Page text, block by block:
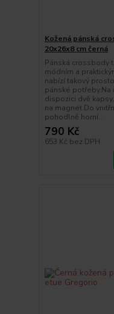
Kožená pánská
20x26x8 cm černá
Pánská crossbody
módním a
nabízí takový
pánské potřeby.Na
dispozici dvě
na magnet.Do
pohodlně horní...
790 Kč
653 Kč bez DPH